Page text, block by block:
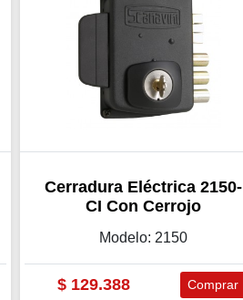
Cerradura Eléctrica 2150-
CI Con Cerrojo
Modelo: 2150
$ 129.388 Comprar